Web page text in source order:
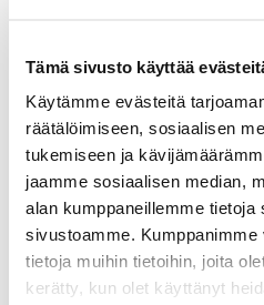
Tämä sivusto käyttää
Käytämme evästeitä
räätälöimiseen, sosiaalisen
tukemiseen ja
jaamme sosiaalisen median,
alan kumppaneillemme tietoja
sivustoamme. Kumppanimme
tietoja muihin tietoihin, joita
kerätty, kun olet käyttänyt
GANT
OXFORD THROW
UD
Gantin Oxford- sarjan
pehmeydellään ja upealla